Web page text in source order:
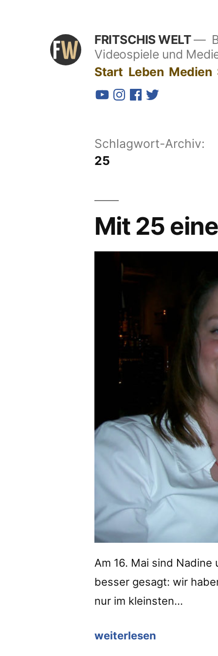
FRITSCHIS WELT
Videospiele und
Start Leben Medien
YouTube
Instagram
Facebook
Twitter
Schlagwort-Archiv:
25
Mit 25
Am 16. Mai sind
besser gesagt: wir
nur im kleinsten…
weiterlesen